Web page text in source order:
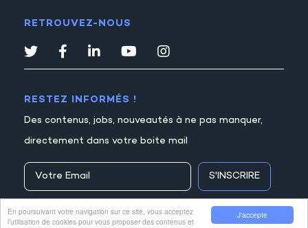
J'accepte
En poursuivant votre navigation sur ce site, vous acceptez
l’utilisation de cookies pour vous proposer des contenus et
RETROUVEZ-NOUS
RESTEZ INFORMÉS !
Des contenus, jobs, nouveautés à ne pas manquer,
directement dans votre boite mail
S'INSCRIRE